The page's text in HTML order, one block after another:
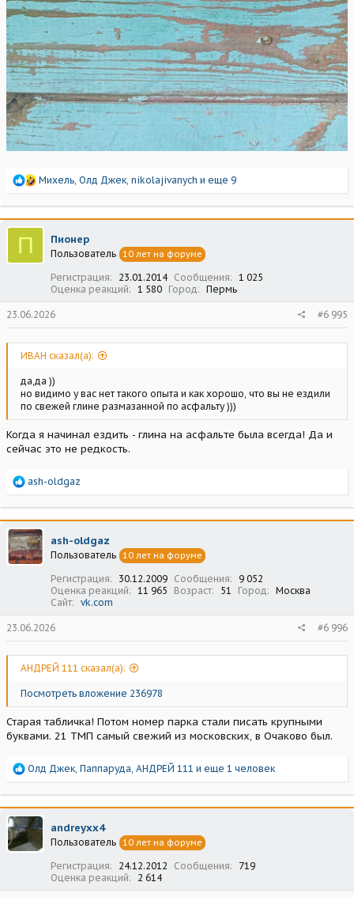
Р
а
к
ц
Михель, Олд Джек, nikolajivanych и еще 9
П Пионер
Пользователь 10 лет на форуме
Регистрация 23.01.2014 Сообщения
1 025
Оценка реакций
1 580 Город Пермь
23.06.2026 #6 995
ИВАН сказал(а):
да,да ))
но видимо у вас нет такого опыта и как хорошо, что вы не ездили
по свежей глине размазанной по асфальту )))
Когда я начинал ездить - глина на асфальте была всегда! Да и
сейчас это не редкость.
Р
а
к
ц
и
и
ash-oldgaz
ash-oldgaz
Пользователь 10 лет на форуме
Регистрация 30.12.2009 Сообщения
9 052
Оценка реакций
11 965 Возраст 51 Город
Москва
Сайт
vk.com
23.06.2026 #6 996
АНДРЕЙ 111 сказал(а):
Посмотреть вложение 236978
Старая табличка! Потом номер парка стали писать крупными
буквами. 21 ТМП самый свежий из московских, в Очаково был.
Р
а
к
ц
и
и
Олд Джек, Паппаруда, АНДРЕЙ 111 и еще 1 человек
andreyxx4
Пользователь 10 лет на форуме
Регистрация 24.12.2012 Сообщения
719
Оценка реакций
2 614